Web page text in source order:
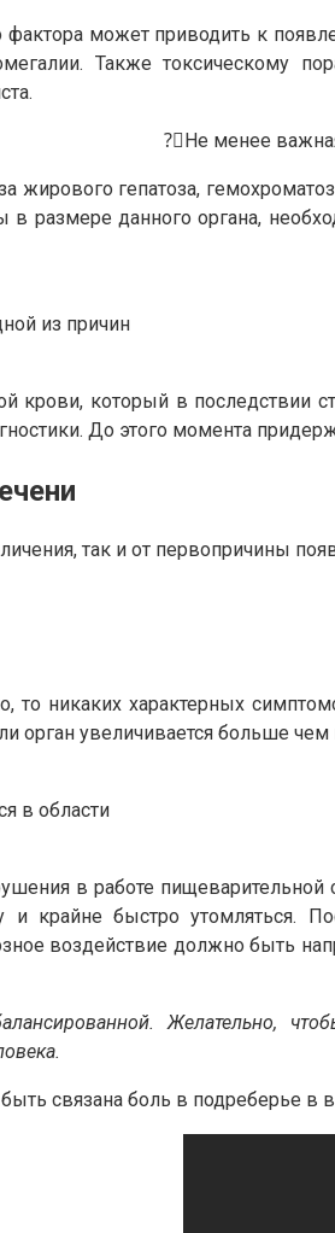
может приводить к
Также токсическому
?‍⚕Не менее
жирового гепатоза,
размере данного органа,
из причин
крови, который в последствии
До этого момента
так и от первопричины
то никаких характерных
орган увеличивается больше чем
в области
в работе
и крайне быстро утомляться.
воздействие должно быть
Желательно,
связана боль в подреберье в